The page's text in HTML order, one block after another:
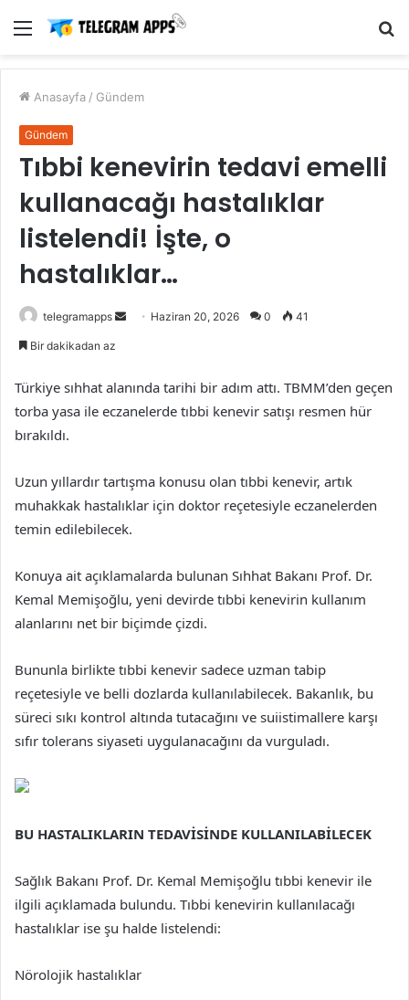
Menü
Anasayfa / Gündem
Gündem
Tıbbi kenevirin tedavi emelli
kullanacağı hastalıklar
listelendi! İşte, o
hastalıklar…
telegramapps
Bir
göndermek
Haziran 20, 2026 0 41
Bir dakikadan az
Türkiye sıhhat alanında tarihi bir adım attı. TBMM’den geçen
torba yasa ile eczanelerde tıbbi kenevir satışı resmen hür
bırakıldı.
Uzun yıllardır tartışma konusu olan tıbbi kenevir, artık
muhakkak hastalıklar için doktor reçetesiyle eczanelerden
temin edilebilecek.
Konuya ait açıklamalarda bulunan Sıhhat Bakanı Prof. Dr.
Kemal Memişoğlu, yeni devirde tıbbi kenevirin kullanım
alanlarını net bir biçimde çizdi.
Bununla birlikte tıbbi kenevir sadece uzman tabip
reçetesiyle ve belli dozlarda kullanılabilecek. Bakanlık, bu
süreci sıkı kontrol altında tutacağını ve suiistimallere karşı
sıfır tolerans siyaseti uygulanacağını da vurguladı.
BU HASTALIKLARIN TEDAVİSİNDE KULLANILABİLECEK
Sağlık Bakanı Prof. Dr. Kemal Memişoğlu tıbbi kenevir ile
ilgili açıklamada bulundu. Tıbbi kenevirin kullanılacağı
hastalıklar ise şu halde listelendi:
Nörolojik hastalıklar